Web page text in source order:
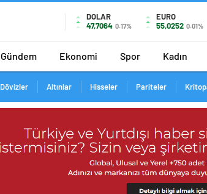
DOLAR
47,7064 0.17%
EURO
55,0252 0.01%
Gündem Ekonomi Spor Kadın
Dövizler Altınlar Hisseler Pariteler